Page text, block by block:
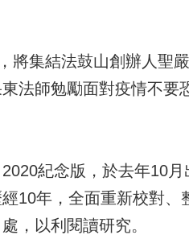
將集結法鼓山創辦人聖
法師勉勵面對疫情不要
紀念版，於去年10
10年，全面重新校對、
，以利閱讀研究。